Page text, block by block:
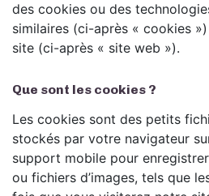
des cookies ou des
similaires (ci-après « cookies
site (ci-après « site web »).
Que sont les cookies ?
Les cookies sont des petits
stockés par votre navigateur
support mobile pour
ou fichiers d’images, tels que